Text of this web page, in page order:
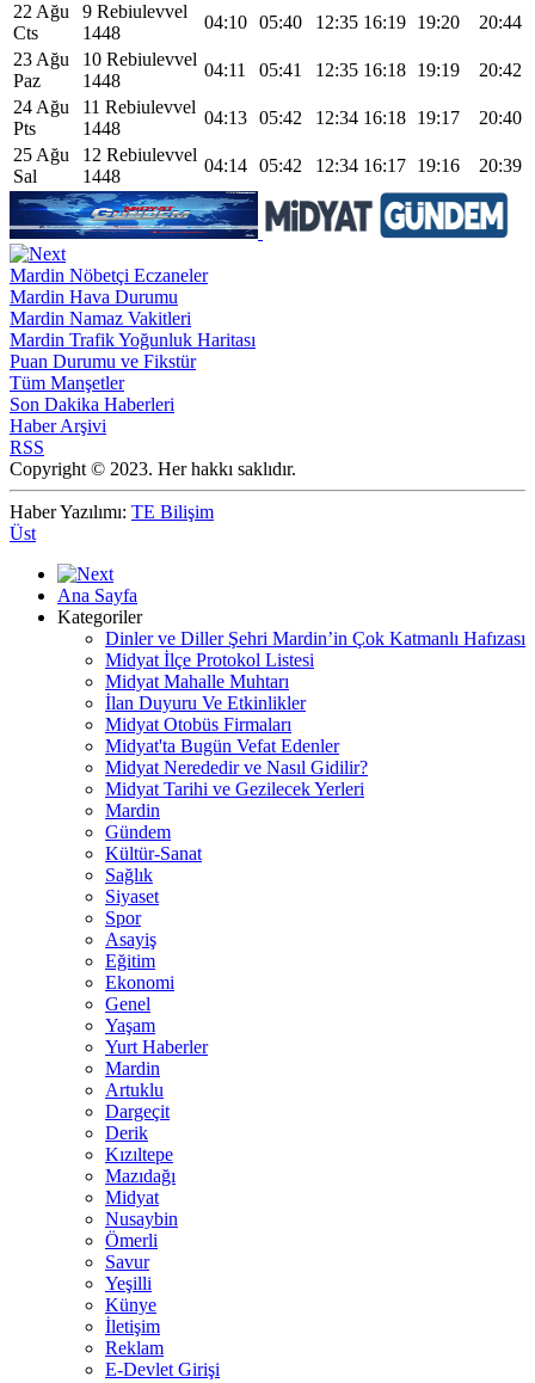
22 Ağu
Cts
9 Rebiulevvel
1448
04:10 05:40 12:35 16:19 19:20
20:44
23 Ağu
Paz
10 Rebiulevvel
1448
04:11 05:41 12:35 16:18 19:19
20:42
24 Ağu
Pts
11 Rebiulevvel
1448
04:13 05:42 12:34 16:18 19:17
20:40
25 Ağu
Sal
12 Rebiulevvel
1448
04:14 05:42 12:34 16:17 19:16 20:39
Mardin Nöbetçi Eczaneler
Mardin Hava Durumu
Mardin Namaz Vakitleri
Mardin Trafik Yoğunluk Haritası
Puan Durumu ve Fikstür
Tüm Manşetler
Son Dakika Haberleri
Haber Arşivi
RSS
Copyright © 2023. Her hakkı saklıdır.
Haber Yazılımı: TE Bilişim
Üst
Ana Sayfa
Kategoriler
Dinler ve Diller Şehri Mardin’in Çok Katmanlı Hafızası
Midyat İlçe Protokol Listesi
Midyat Mahalle Muhtarı
İlan Duyuru Ve Etkinlikler
Midyat Otobüs Firmaları
Midyat'ta Bugün Vefat Edenler
Midyat Nerededir ve Nasıl Gidilir?
Midyat Tarihi ve Gezilecek Yerleri
Mardin
Gündem
Kültür-Sanat
Sağlık
Siyaset
Spor
Asayiş
Eğitim
Ekonomi
Genel
Yaşam
Yurt Haberler
Mardin
Artuklu
Dargeçit
Derik
Kızıltepe
Mazıdağı
Midyat
Nusaybin
Ömerli
Savur
Yeşilli
Künye
İletişim
Reklam
E-Devlet Girişi